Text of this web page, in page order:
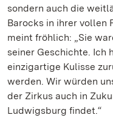
sondern auch die
Barocks in ihrer vollen
meint fröhlich: „Sie
seiner Geschichte. Ich
einzigartige Kulisse
werden. Wir würden
der Zirkus auch in
Ludwigsburg findet.“